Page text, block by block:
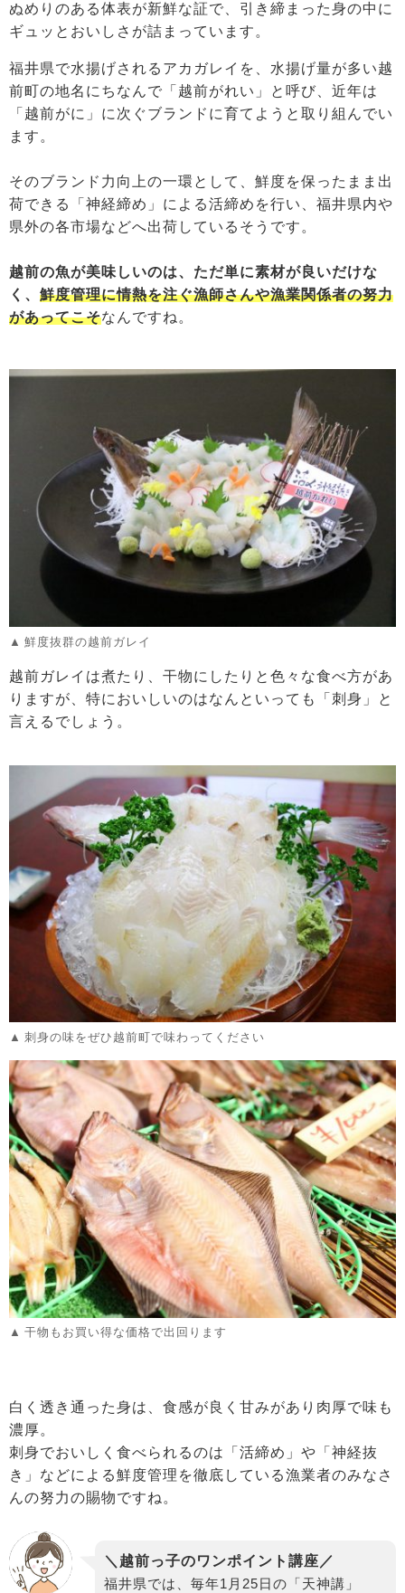
ぬめりのある体表が新鮮な証で、引き締まった身の中に
ギュッとおいしさが詰まっています。
福井県で水揚げされるアカガレイを、水揚げ量が多い越
前町の地名にちなんで「越前がれい」と呼び、近年は
「越前がに」に次ぐブランドに育てようと取り組んでい
ます。
そのブランド力向上の一環として、鮮度を保ったまま出
荷できる「神経締め」による活締めを行い、福井県内や
県外の各市場などへ出荷しているそうです。
越前の魚が美味しいのは、ただ単に素材が良いだけな
く、 鮮度管理に情熱を注ぐ漁師さんや漁業関係者の努力
があってこそなんですね。
鮮度抜群の越前ガレイ
越前ガレイは煮たり、干物にしたりと色々な食べ方があ
りますが、特においしいのはなんといっても「刺身」と
言えるでしょう。
刺身の味をぜひ越前町で味わってください
干物もお買い得な価格で出回ります
白く透き通った身は、食感が良く甘みがあり肉厚で味も
濃厚。
刺身でおいしく食べられるのは「活締め」や「神経抜
き」などによる鮮度管理を徹底している漁業者のみなさ
んの努力の賜物ですね。
＼越前っ子のワンポイント講座／
福井県では、毎年1月25日の「天神講」